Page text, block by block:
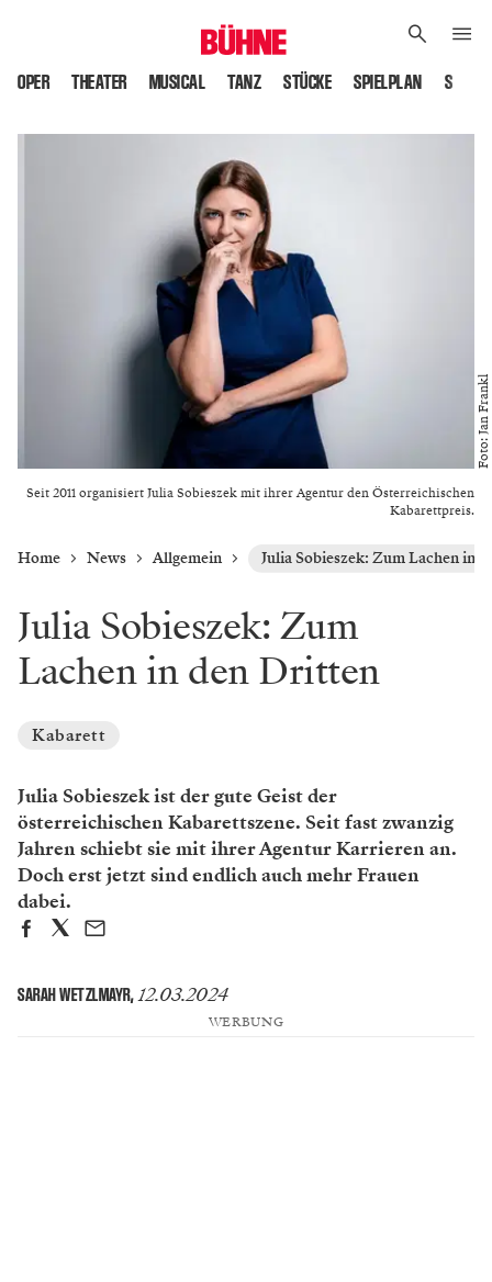
OPER THEATER MUSICAL TANZ STÜCKE SPIELPLAN
Seit 2011 organisiert Julia Sobieszek mit ihrer Agentur den Österreichischen
Kabarettpreis.
Foto: Jan Frankl
Home News Allgemein Julia Sobieszek: Zum Lachen in
Julia Sobieszek: Zum
Lachen in den Dritten
Kabarett
Julia Sobieszek ist der gute Geist der
österreichischen Kabarettszene. Seit fast zwanzig
Jahren schiebt sie mit ihrer Agentur Karrieren an.
Doch erst jetzt sind endlich auch mehr Frauen
dabei.
SARAH WETZLMAYR, 12.03.2024
WERBUNG